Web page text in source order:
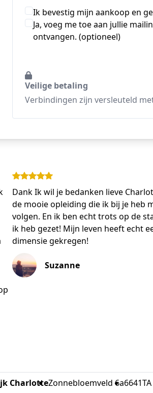
Ik bevestig mijn aankoop en
Ja, voeg me toe aan jullie
ontvangen. (optioneel)
Veilige betaling
Verbindingen zijn versleuteld met
Dank Ik wil je bedanken lieve
de mooie opleiding die ik bij je heb
volgen. En ik ben echt trots op de
ik heb gezet! Mijn leven heeft echt
dimensie gekregen!
Suzanne
CharlotteZonnebloemveld 6a